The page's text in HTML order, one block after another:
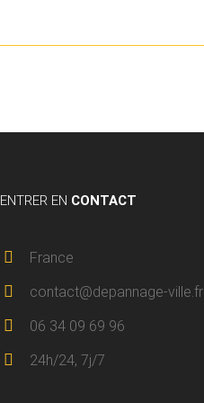
ENTRER EN CONTACT
France
contact@depannage-ville.fr
06 34 09 69 96
24h/24, 7j/7